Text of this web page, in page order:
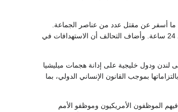
أسفر عن مقتل عدد من عناصر الجماعة.
وكان تحالف دعم الشرعية في اليمن أعلن، الجمعة، أنه نفذ 24 عملية استهداف ضد الميليشيات الحوثية في مأرب خلال 24 ساعة. وأضاف التحالف أن الاستهدافات في
ودول خليجية على إدانة هجمات ميليشيا
بموجب القانون الإنساني الدولي، بما
الموظفون الأمريكيون وموظفو الأمم